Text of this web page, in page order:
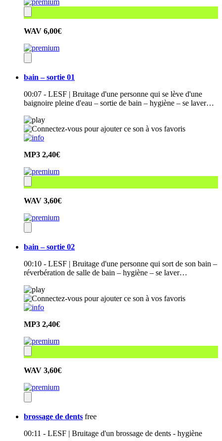
WAV 6,00€
bain – sortie 01
00:07 - LESF | Bruitage d'une personne qui se lève d'une
baignoire pleine d'eau – sortie de bain – hygiène – se laver…
MP3 2,40€
WAV 3,60€
bain – sortie 02
00:10 - LESF | Bruitage d'une personne qui sort de son bain –
réverbération de salle de bain – hygiène – se laver…
MP3 2,40€
WAV 3,60€
brossage de dents free
00:11 - LESF | Bruitage d'un brossage de dents - hygiène